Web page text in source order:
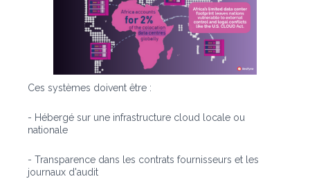
Ces systèmes doivent être :
- Hébergé sur une infrastructure cloud locale ou
nationale
- Transparence dans les contrats fournisseurs et les
journaux d'audit